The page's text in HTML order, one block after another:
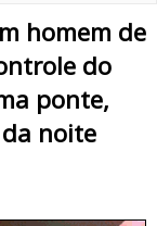
homem de
do
ponte,
noite